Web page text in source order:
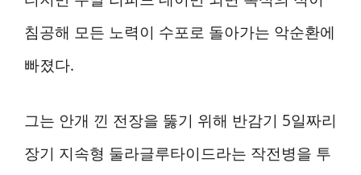
침공해 모든 노력이 수포로 돌아가는 악순환에
빠졌다.
그는 안개 낀 전장을 뚫기 위해 반감기 5일짜리
장기 지속형 둘라글루타이드라는 작전병을 투